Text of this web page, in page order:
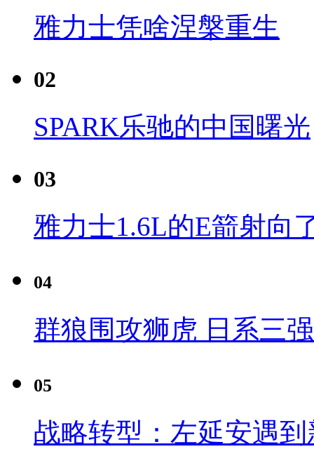
雅力士凭啥涅槃重生
02
SPARK乐驰的中国曙光
03
雅力士1.6L的E箭射向
04
群狼围攻狮虎 日系三
05
战略转型：左延安遇